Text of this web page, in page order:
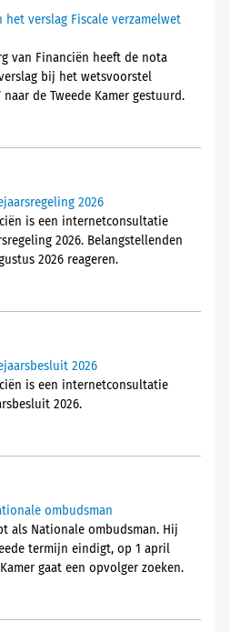
verslag Fiscale verzamelwet
van Financiën heeft de nota
bij het wetsvoorstel
naar de Tweede Kamer gestuurd.
2026
is een internetconsultatie
2026. Belangstellenden
2026 reageren.
2026
is een internetconsultatie
2026.
ombudsman
als Nationale ombudsman. Hij
termijn eindigt, op 1 april
gaat een opvolger zoeken.